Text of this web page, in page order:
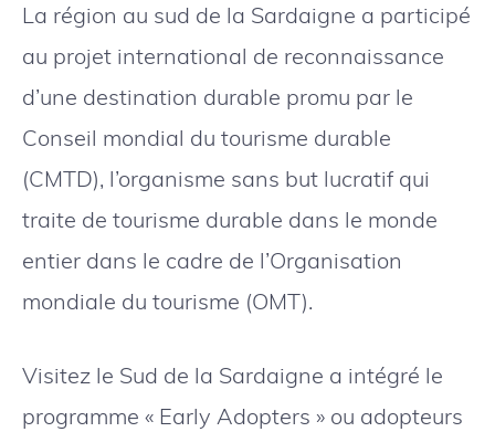
La région au sud de la Sardaigne a participé
au projet international de reconnaissance
d’une destination durable promu par le
Conseil mondial du tourisme durable
(CMTD), l’organisme sans but lucratif qui
traite de tourisme durable dans le monde
entier dans le cadre de l’Organisation
mondiale du tourisme (OMT).
Visitez le Sud de la Sardaigne a intégré le
programme « Early Adopters » ou adopteurs